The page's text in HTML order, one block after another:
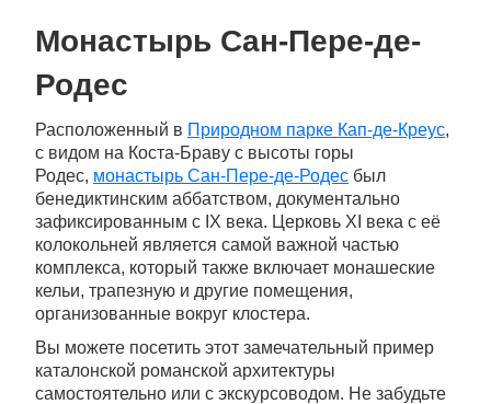
Монастырь Сан-Пере-де-
Родес
Расположенный в Природном парке Кап-де-Креус,
с видом на Коста-Браву с высоты горы
Родес, монастырь Сан-Пере-де-Родес был
бенедиктинским аббатством, документально
зафиксированным с IX века. Церковь XI века с её
колокольней является самой важной частью
комплекса, который также включает монашеские
кельи, трапезную и другие помещения,
организованные вокруг клостера.
Вы можете посетить этот замечательный пример
каталонской романской архитектуры
самостоятельно или с экскурсоводом. Не забудьте